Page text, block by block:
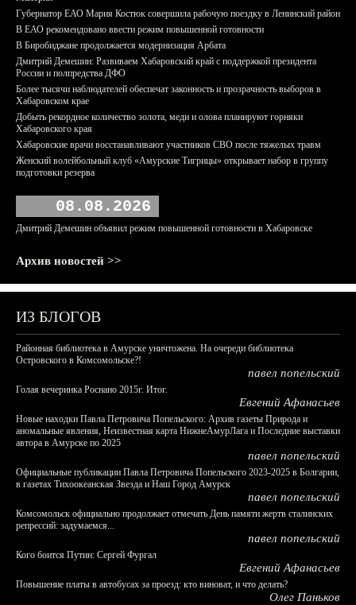
Губернатор ЕАО Мария Костюк совершила рабочую поездку в Ленинский район
В ЕАО рекомендовано ввести режим повышенной готовности
В Биробиджане продолжается модернизация Арбата
Дмитрий Демешин: Развиваем Хабаровский край с поддержкой президента
России и полпредства ДФО
Более тысячи наблюдателей обеспечат законность и прозрачность выборов в
Хабаровском крае
Добыть рекордное количество золота, меди и олова планируют горняки
Хабаровского края
Хабаровские врачи восстанавливают участников СВО после тяжелых травм
Женский волейбольный клуб «Амурские Тигрицы» открывает набор в группу
подготовки резерва
08.08.2026
Дмитрий Демешин объявил режим повышенной готовности в Хабаровске
Архив новостей >>
ИЗ БЛОГОВ
Районная библиотека в Амурске уничтожена. На очереди библиотека
Островского в Комсомольске?!
павел попельский
Голая вечеринка Роснано 2015г. Итог.
Евгений Афанасьев
Новые находки Павла Петровича Попельского: Архив газеты Природа и
аномальные явления, Неизвестная карта НижнеАмурЛага и Последние выставки
автора в Амурске по 2025
павел попельский
Официальные публикации Павла Петровича Попельского 2023-2025 в Болгарии,
в газетах Тихоокеанская Звезда и Наш Город Амурск
павел попельский
Комсомольск официально продолжает отмечать День памяти жертв сталинских
репрессий: задумаемся...
павел попельский
Кого боится Путин: Сергей Фургал
Евгений Афанасьев
Повышение платы в автобусах за проезд: кто виноват, и что делать?
Олег Паньков